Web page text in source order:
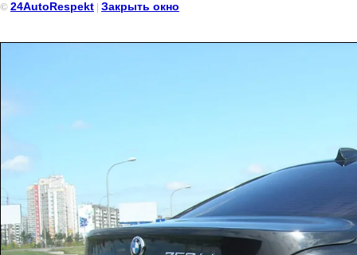
© 24AutoRespekt | Закрыть окно